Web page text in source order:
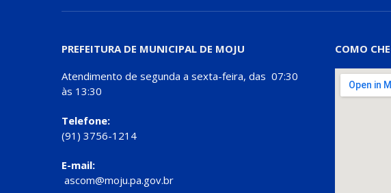
PREFEITURA DE MUNICIPAL DE MOJU
Atendimento de segunda a sexta-feira, das 07:30
às 13:30
Telefone:
(91) 3756-1214
E-mail:
ascom@moju.pa.gov.br
COMO